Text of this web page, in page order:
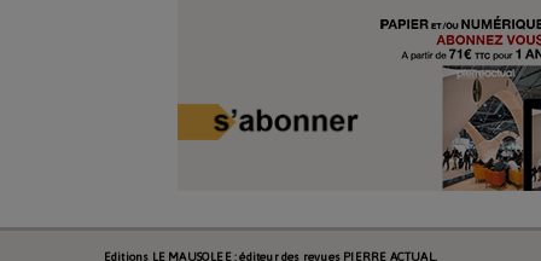
Editions LE MAUSOLEE : éditeur des revues PIERRE ACTUAL,